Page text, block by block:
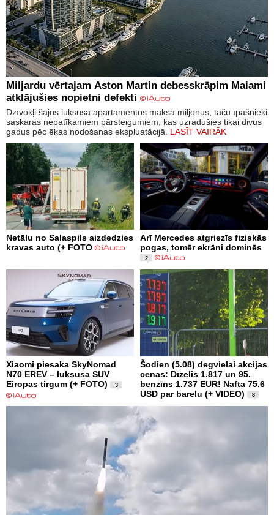
Miljardu vērtajam Aston Martin debesskrāpim Maiami
atklājušies nopietni defekti
Dzīvokļi šajos luksusa apartamentos maksā miljonus, taču īpašnieki
saskaras nepatīkamiem pārsteigumiem, kas uzradušies tikai divus
gadus pēc ēkas nodošanas ekspluatācijā. LASĪT VAIRĀK
Netālu no Salaspils aizdedzies
kravas auto (+ FOTO
Arī Mercedes atgriezīs fiziskās
pogas, tomēr ekrāni dominēs
2
Xiaomi piesaka SkyNomad
N70 EREV – luksusa SUV
Eiropas tirgum (+ FOTO)
3
Šodien (5.08) degvielai akcijas
cenas: Dīzelis 1.817 un 95.
benzīns 1.737 EUR! Nafta 75.6
USD par barelu (+ VIDEO)
8